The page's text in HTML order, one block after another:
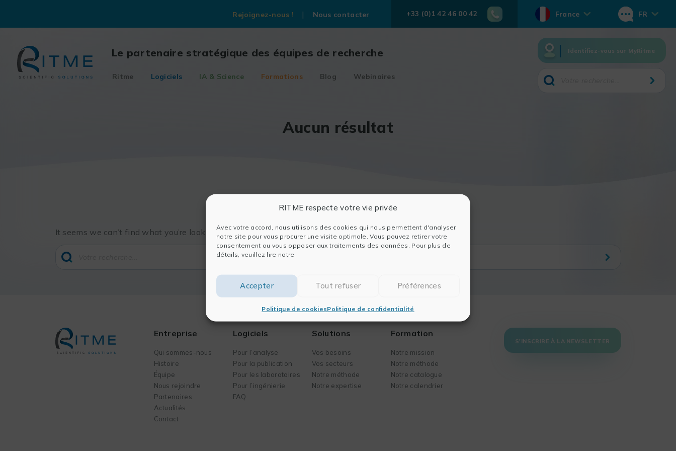
RITME respecte votre vie privée
Avec votre accord, nous utilisons des cookies qui nous permettent d'analyser
notre site pour vous procurer une visite optimale. Vous pouvez retirer votre
consentement ou vous opposer aux traitements des données. Pour plus de
détails, veuillez lire notre
Accepter Tout refuser Préférences
Politique de cookiesPolitique de confidentialité
content
Rejoignez-nous ! Nous contacter +33 (0)1 42 46 00 42 France FR
Le partenaire stratégique des équipes de recherche
Ritme Logiciels IA & Science Formations Blog Webinaires
Identifiez-vous sur MyRitme
Aucun résultat
It seems we can’t find what you’re looking for. Perhaps searching can help.
Entreprise
Qui sommes-nous
Histoire
Équipe
Nous rejoindre
Partenaires
Actualités
Contact
Logiciels
Pour l’analyse
Pour la publication
Pour les laboratoires
Pour l’ingénierie
FAQ
Solutions
Vos besoins
Vos secteurs
Notre méthode
Notre expertise
Formation
Notre mission
Notre méthode
Notre catalogue
Notre calendrier
S'INSCRIRE À LA NEWSLETTER